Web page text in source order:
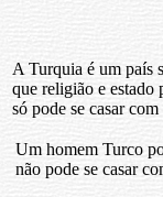
A Turquia é um país
que religião e estado
só pode se casar
Um homem Turco
não pode se casar